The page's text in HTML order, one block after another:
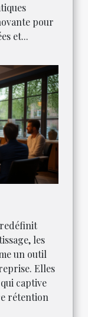
pour
et...
les
un outil
Elles
captive
rétention